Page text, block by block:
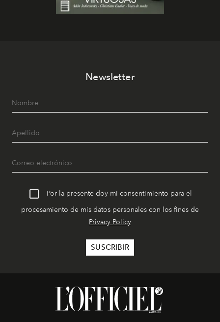
Newsletter
Por la presente doy mi consentimiento para el
procesamiento de mis datos personales con los fines de
Privacy Policy